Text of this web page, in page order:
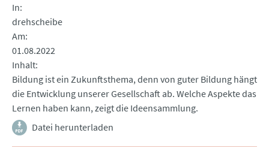
In
drehscheibe
Am
01.08.2022
Inhalt
Bildung ist ein Zukunftsthema, denn von guter Bildung hängt
die Entwicklung unserer Gesellschaft ab. Welche Aspekte das
Lernen haben kann, zeigt die Ideensammlung.
Datei herunterladen